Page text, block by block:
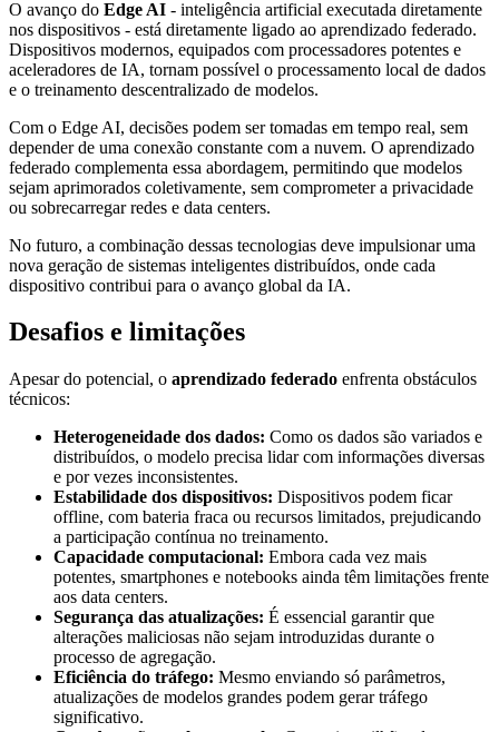
O avanço do Edge AI - inteligência artificial executada diretamente
nos dispositivos - está diretamente ligado ao aprendizado federado.
Dispositivos modernos, equipados com processadores potentes e
aceleradores de IA, tornam possível o processamento local de dados
e o treinamento descentralizado de modelos.
Com o Edge AI, decisões podem ser tomadas em tempo real, sem
depender de uma conexão constante com a nuvem. O aprendizado
federado complementa essa abordagem, permitindo que modelos
sejam aprimorados coletivamente, sem comprometer a privacidade
ou sobrecarregar redes e data centers.
No futuro, a combinação dessas tecnologias deve impulsionar uma
nova geração de sistemas inteligentes distribuídos, onde cada
dispositivo contribui para o avanço global da IA.
Desafios e limitações
Apesar do potencial, o aprendizado federado enfrenta obstáculos
técnicos:
Heterogeneidade dos dados: Como os dados são variados e
distribuídos, o modelo precisa lidar com informações diversas
e por vezes inconsistentes.
Estabilidade dos dispositivos: Dispositivos podem ficar
offline, com bateria fraca ou recursos limitados, prejudicando
a participação contínua no treinamento.
Capacidade computacional: Embora cada vez mais
potentes, smartphones e notebooks ainda têm limitações frente
aos data centers.
Segurança das atualizações: É essencial garantir que
alterações maliciosas não sejam introduzidas durante o
processo de agregação.
Eficiência do tráfego: Mesmo enviando só parâmetros,
atualizações de modelos grandes podem gerar tráfego
significativo.